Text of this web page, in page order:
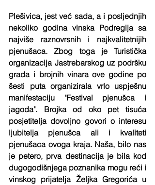
Plešivica, jest već sada, a i posljednjih
nekoliko godina vinska Podregija sa
najviše raznovrsnih i najkvalitetnijih
pjenušaca. Zbog toga je Turistička
organizacija Jastrebarskog uz podršku
grada i brojnih vinara ove godine po
šesti puta organizirala vrlo uspješnu
manifestaciju "Festival pjenušca i
jagoda". Brojka od oko pet tisuća
posjetitelja dovoljno govori o interesu
ljubitelja pjenušca ali i kvaliteti
pjenušaca ovoga kraja. Naša, bilo nas
je petero, prva destinacija je bila kod
dugogodišnjega poznanika mogu reći i
vinskog prijatelja Željka Gregorića u